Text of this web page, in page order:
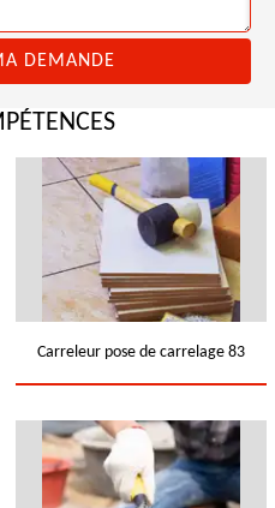
Carreleur pose de carrelage 83